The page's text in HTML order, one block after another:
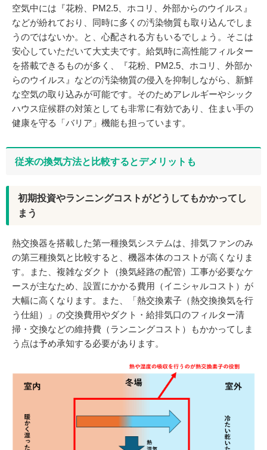
空気中には『花粉、PM2.5、ホコリ、外部からのウイルス』
などが紛れており、同時に多くの汚染物質も取り込んでしま
うのではないか。と、心配される方もいるでしょう。そこは
安心していただいて大丈夫です。給気時に高性能フィルター
を搭載できるものが多く、『花粉、PM2.5、ホコリ、外部か
らのウイルス』などの汚染物質の侵入を抑制しながら、新鮮
な空気の取り込みが可能です。そのためアレルギーやシック
ハウス症候群の対策としても非常に有効であり、住まい手の
健康を守る「バリア」機能も担っています。
従来の換気方法と比較するとデメリットも
初期投資やランニングコストがどうしてもかかってし
まう
熱交換器を搭載した第一種換気システムは、排気ファンのみ
の第三種換気と比較すると、機器本体のコストが高くなりま
す。また、複雑なダクト（換気経路の配管）工事が必要なケ
ースが主なため、設置にかかる費用（イニシャルコスト）が
大幅に高くなります。また、「熱交換素子（熱交換換気を行
う仕組）」の交換費用やダクト・給排気口のフィルター清
掃・交換などの維持費（ランニングコスト）もかかってしま
う点は予め承知する必要があります。